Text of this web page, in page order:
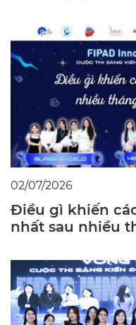
02/07/2026
Điều gì khiến
nhất sau nhiều